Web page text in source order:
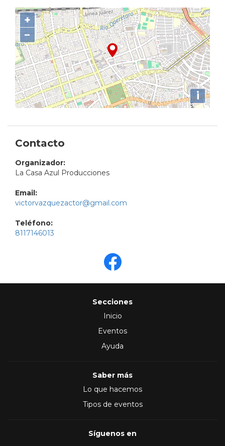
+
−
i
Contacto
Organizador:
La Casa Azul Producciones
Email:
victorvazquezactor@gmail.com
Teléfono:
8117146013
Secciones
Inicio
Eventos
Ayuda
Saber más
Lo que hacemos
Tipos de eventos
Síguenos en